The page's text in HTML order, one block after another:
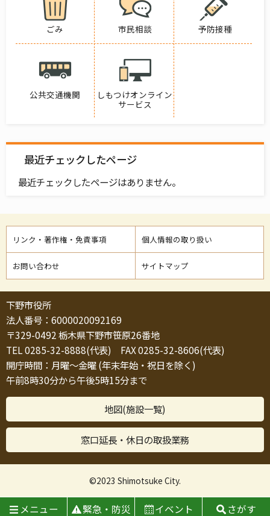
ごみ 市民相談 予防接種
公共交通機関
しもつけオンライン
サービス
最近チェックしたページ
最近チェックしたページはありません。
リンク・著作権・免責事項 個人情報の取り扱い
お問い合わせ サイトマップ
下野市役所
法人番号：6000020092169
〒329-0492 栃木県下野市笹原26番地
TEL 0285-32-8888(代表) FAX 0285-32-8606(代表)
開庁時間：月曜～金曜 (年末年始・祝日を除く)
午前8時30分から午後5時15分まで
地図(施設一覧)
窓口延長・休日の取扱業務
©2023 Shimotsuke City.
メニュー 緊急・防災 イベント さがす